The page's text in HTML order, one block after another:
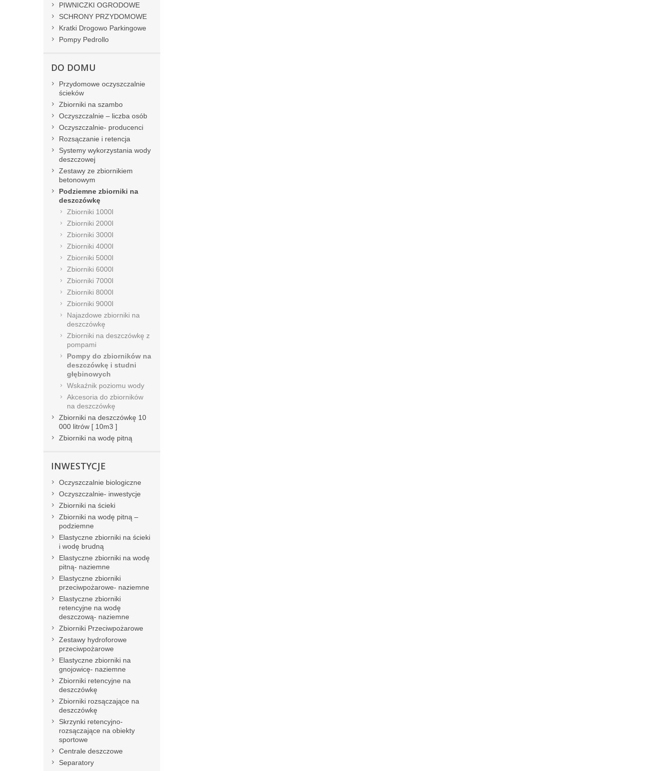
PIWNICZKI OGRODOWE
SCHRONY PRZYDOMOWE
Kratki Drogowo Parkingowe
Pompy Pedrollo
DO DOMU
Przydomowe oczyszczalnie
ścieków
Zbiorniki na szambo
Oczyszczalnie – liczba osób
Oczyszczalnie- producenci
Rozsączanie i retencja
Systemy wykorzystania wody
deszczowej
Zestawy ze zbiornikiem
betonowym
Podziemne zbiorniki na
deszczówkę
Zbiorniki 1000l
Zbiorniki 2000l
Zbiorniki 3000l
Zbiorniki 4000l
Zbiorniki 5000l
Zbiorniki 6000l
Zbiorniki 7000l
Zbiorniki 8000l
Zbiorniki 9000l
Najazdowe zbiorniki na
deszczówkę
Zbiorniki na deszczówkę z
pompami
Pompy do zbiorników na
deszczówkę i studni
głębinowych
Wskaźnik poziomu wody
Akcesoria do zbiorników
na deszczówkę
Zbiorniki na deszczówkę 10
000 litrów [ 10m3 ]
Zbiorniki na wodę pitną
INWESTYCJE
Oczyszczalnie biologiczne
Oczyszczalnie- inwestycje
Zbiorniki na ścieki
Zbiorniki na wodę pitną –
podziemne
Elastyczne zbiorniki na ścieki
i wodę brudną
Elastyczne zbiorniki na wodę
pitną- naziemne
Elastyczne zbiorniki
przeciwpożarowe- naziemne
Elastyczne zbiorniki
retencyjne na wodę
deszczową- naziemne
Zbiorniki Przeciwpożarowe
Zestawy hydroforowe
przeciwpożarowe
Elastyczne zbiorniki na
gnojowicę- naziemne
Zbiorniki retencyjne na
deszczówkę
Zbiorniki rozsączające na
deszczówkę
Skrzynki retencyjno-
rozsączające na obiekty
sportowe
Centrale deszczowe
Separatory